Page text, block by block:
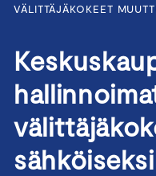
VÄLITTÄJÄKOKEET
sähköiseksi